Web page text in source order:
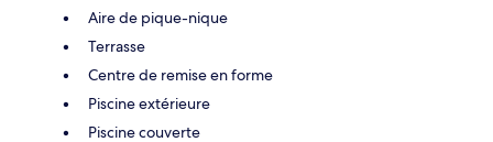
Aire de pique-nique
Terrasse
Centre de remise en forme
Piscine extérieure
Piscine couverte